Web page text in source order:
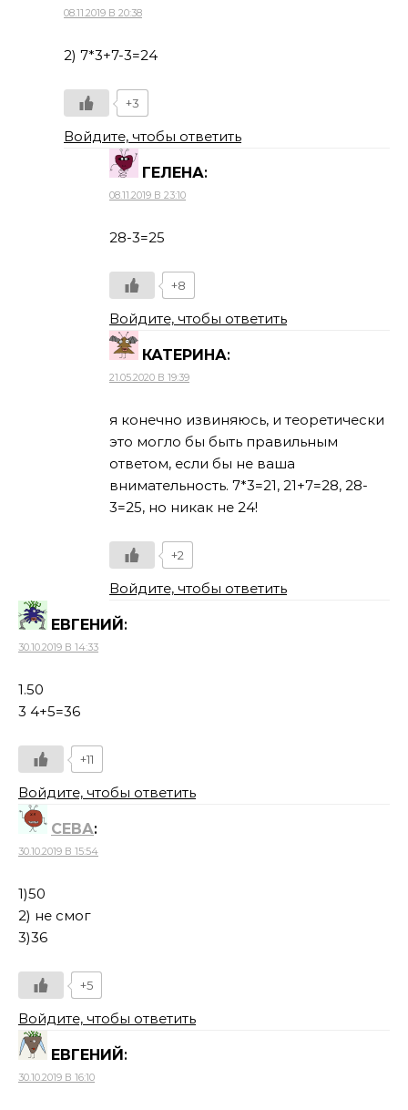
08.11.2019 В 20:38
2) 7*3+7-3=24
+3
Войдите, чтобы ответить
ГЕЛЕНА:
08.11.2019 В 23:10
28-3=25
+8
Войдите, чтобы ответить
КАТЕРИНА:
21.05.2020 В 19:39
я конечно извиняюсь, и теоретически
это могло бы быть правильным
ответом, если бы не ваша
внимательность. 7*3=21, 21+7=28, 28-
3=25, но никак не 24!
+2
Войдите, чтобы ответить
ЕВГЕНИЙ:
30.10.2019 В 14:33
1.50
3 4+5=36
+11
Войдите, чтобы ответить
СЕВА:
30.10.2019 В 15:54
1)50
2) не смог
3)36
+5
Войдите, чтобы ответить
ЕВГЕНИЙ:
30.10.2019 В 16:10